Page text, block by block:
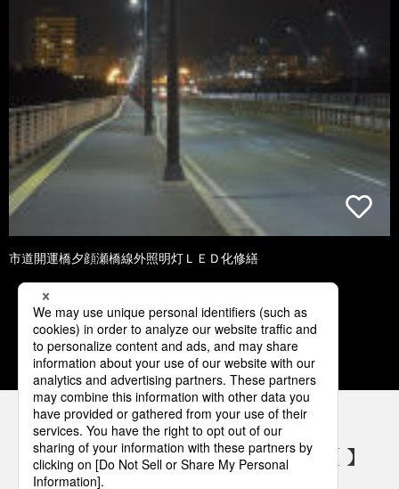
市道開運橋夕顔瀬橋線外照明灯ＬＥＤ化修繕
1 2 3 4 5
パナソニックの電気設備 SNSアカウント